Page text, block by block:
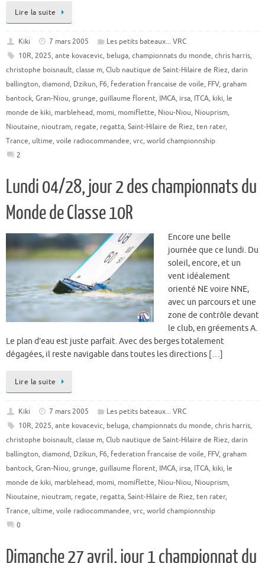
Lire la suite
Kiki 7 mars 2005
Les petits bateaux... VRC
10R, 2025, ante kovacevic, beluga, championnats du monde, chris harris,
christophe boisnault, classe m, Club nautique de Saint-Hilaire de Riez, darin
ballington, diamond, Dzikun, F6, federation francaise de voile, FFV, graham
bantock, Gran-Niou, grunge, guillaume florent, IMCA, irsa, ITCA, kiki, le
monde de kiki, marblehead, momi, momiflette, Niou-Niou, Niouprism,
Nioutaine, nioutram, regate, regatta, Saint-Hilaire de Riez, ten rater,
Trance, ultime, voile radiocommandee, vrc, world championnship
2
Lundi 04/28, jour 2 des championnats du
Monde de Classe 10R
Encore une belle
journée que ce lundi. Du
soleil, encore, et un
vent idéalement
orienté NE voire NNE,
avec un parcours et une
zone de contrôle devant
le club, en gréements A.
Le plan d’eau est juste parfait. Avec des berges totalement
dégagées, il reste navigable dans toutes les directions […]
Lire la suite
Kiki 7 mars 2005
Les petits bateaux... VRC
10R, 2025, ante kovacevic, beluga, championnats du monde, chris harris,
christophe boisnault, classe m, Club nautique de Saint-Hilaire de Riez, darin
ballington, diamond, Dzikun, F6, federation francaise de voile, FFV, graham
bantock, Gran-Niou, grunge, guillaume florent, IMCA, irsa, ITCA, kiki, le
monde de kiki, marblehead, momi, momiflette, Niou-Niou, Niouprism,
Nioutaine, nioutram, regate, regatta, Saint-Hilaire de Riez, ten rater,
Trance, ultime, voile radiocommandee, vrc, world championnship
0
Dimanche 27 avril, jour 1 championnat du